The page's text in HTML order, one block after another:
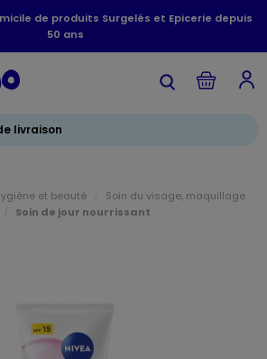
de produits Surgelés et Epicerie depuis
50 ans
livraison
et beauté
Soin du visage, maquillage
Soin de jour nourrissant